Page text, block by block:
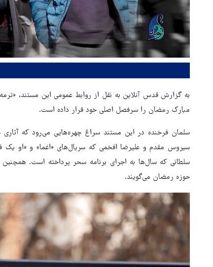
به گزارش قدس آنلاین به نقل از روابط عمومی این مستند،
مبارک رمضان را سرفصل اصلی خود قرار داده است.
سلمان فرخنده در این مستند سراغ چهره‌هایی می‌رود که
سیروس مقدم و علیرضا افخمی که سریال‌های «اغما» و «او یک
سلطانی که سال‌ها به اجرای برنامه سحر پرداخته است.
حوزه رمضان می‌گویند.